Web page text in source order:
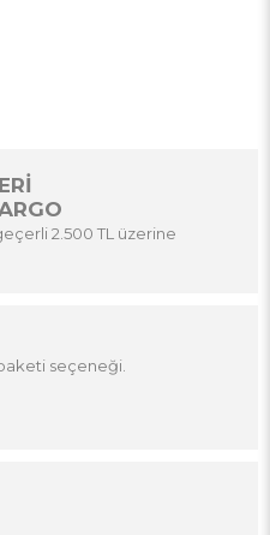
2.500 TL üzerine
seçeneği.